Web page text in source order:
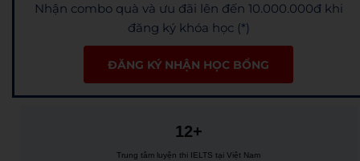
Nhận combo quà và ưu đãi lên đến 10.000.000đ khi
đăng ký khóa học (*)
ĐĂNG KÝ NHẬN HỌC BỔNG
12+
Trung tâm luyện thi IELTS tại Việt Nam